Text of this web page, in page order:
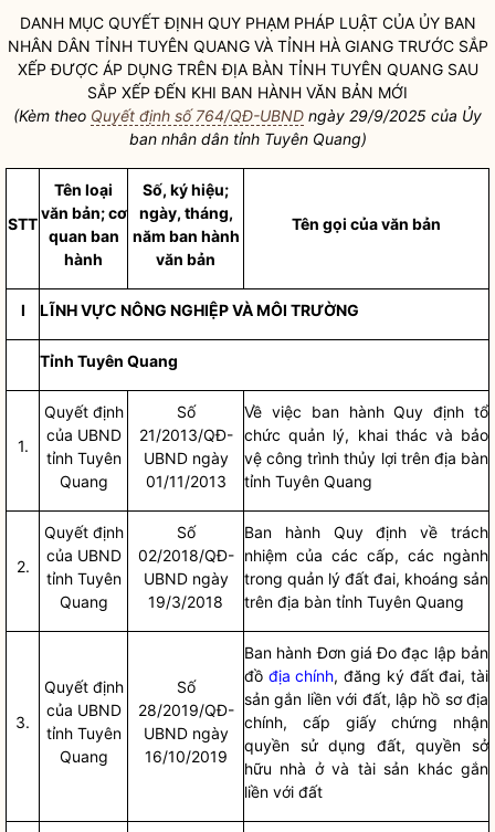
DANH MỤC QUYẾT ĐỊNH QUY PHẠM PHÁP LUẬTCỦA ỦY BAN
NHÂN DÂN TỈNH TUYÊN QUANG VÀ TỈNH HÀ GIANG TRƯỚC SẮP
XẾP ĐƯỢC ÁP DỤNG TRÊNĐỊA BÀN TỈNH TUYÊN QUANG SAU
SẮP XẾP ĐẾN KHI BAN HÀNH VĂN BẢN MỚI
(Kèm theo Quyết định số 764/QĐ-UBND ngày 29/9/2025 của Ủy
ban nhân dântỉnh Tuyên Quang)
STT
Tên loại
văn bản; cơ
quan ban
hành
Số, ký hiệu;
ngày, tháng,
năm ban hành
văn bản
Tên gọi của văn bản
I LĨNH VỰC NÔNG NGHIỆP VÀ MÔI TRƯỜNG
Tỉnh Tuyên Quang
1.
Quyết định
của UBND
tỉnh Tuyên
Quang
Số
21/2013/QĐ-
UBND ngày
01/11/2013
Về việc ban hành Quy định tổ
chức quản lý, khai thác và bảo
vệ công trình thủy lợi trên địa bàn
tỉnh Tuyên Quang
2.
Quyết định
của UBND
tỉnh Tuyên
Quang
Số
02/2018/QĐ-
UBND ngày
19/3/2018
Ban hành Quy định về trách
nhiệm của các cấp, các ngành
trong quản lý đất đai, khoáng sản
trên địa bàn tỉnh Tuyên Quang
3.
Quyết định
của UBND
tỉnh Tuyên
Quang
Số
28/2019/QĐ-
UBND ngày
16/10/2019
Ban hành Đơn giá Đo đạc lập bản
đồ địa chính, đăng ký đất đai, tài
sản gắn liền với đất, lập hồ sơđịa
chính, cấp giấy chứng nhận
quyền sử dụng đất, quyền sở
hữu nhà ở và tài sản khác gắn
liền với đất